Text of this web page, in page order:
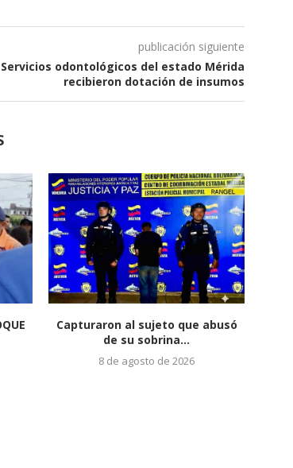
publicación siguiente
Servicios odontológicos del estado Mérida
recibieron dotación de insumos
Capturaron al sujeto que abusó
de su sobrina...
8 de agosto de 2026